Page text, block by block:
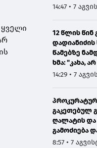
ყველი
წერია
14:47 • 7
12 წლის წინ
წამებზე
ხმა: "კახა,
ვიდეოს
14:29 • 7
გაკეთებულ
ღალატის და
გამოძიება
8:57 • 7